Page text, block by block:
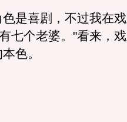
喜剧，不过我在戏
七个老婆。"看来，
色。